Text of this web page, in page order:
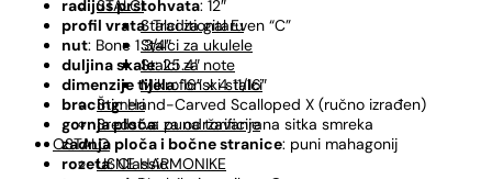
STALCI
Stalci za gitaru
Stalci za ukulele
Stalci za note
Mikrofonski stalci
Štimeri
Sredstva za održavanje
OSTALO
USNE HARMONIKE
radijus prstohvata: 12″
profil vrata: Traditional Even “C”
nut: Bone 1 3/4″
duljina skale: 25.4″
dimenzije tijela: 16″ x 4 11/16″
bracing: Hand-Carved Scalloped X (ručno izrađen)
gornja ploča: puna torificirana sitka smreka
zadnja ploča i bočne stranice: puni mahagonij
rozeta: Classic